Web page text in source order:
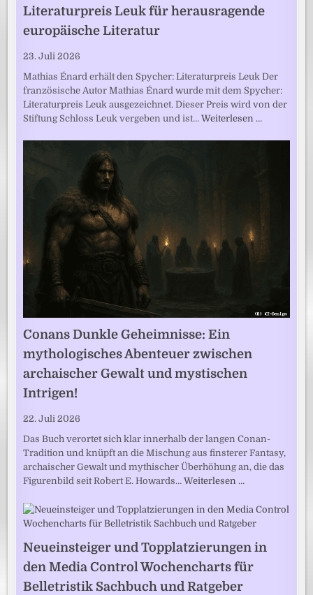
Literaturpreis Leuk für herausragende
europäische Literatur
23. Juli 2026
Mathias Énard erhält den Spycher: Literaturpreis Leuk Der
französische Autor Mathias Énard wurde mit dem Spycher:
Literaturpreis Leuk ausgezeichnet. Dieser Preis wird von der
Stiftung Schloss Leuk vergeben und ist…Weiterlesen …
Conans Dunkle Geheimnisse: Ein
mythologisches Abenteuer zwischen
archaischer Gewalt und mystischen
Intrigen!
22. Juli 2026
Das Buch verortet sich klar innerhalb der langen Conan-
Tradition und knüpft an die Mischung aus finsterer Fantasy,
archaischer Gewalt und mythischer Überhöhung an, die das
Figurenbild seit Robert E. Howards…Weiterlesen …
Neueinsteiger und Topplatzierungen in
den Media Control Wochencharts für
Belletristik Sachbuch und Ratgeber